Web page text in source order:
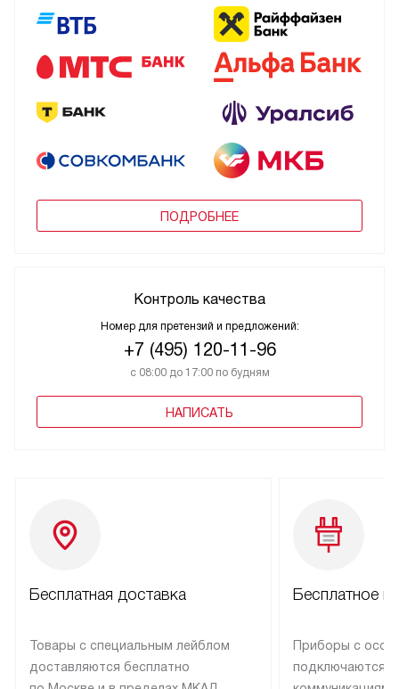
ПОДРОБНЕЕ
Контроль качества
Номер для претензий и предложений:
+7 (495) 120-11-96
с 08:00 до 17:00 по будням
НАПИСАТЬ
Бесплатная доставка
Товары с специальным лейблом
доставляются бесплатно
Бесплатное
Приборы с
подключаются к